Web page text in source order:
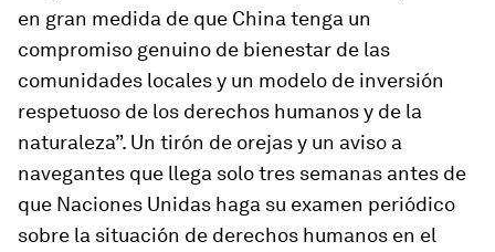
en gran medida de que China tenga un
compromiso genuino de bienestar de las
comunidades locales y un modelo de inversión
respetuoso de los derechos humanos y de la
naturaleza”. Un tirón de orejas y un aviso a
navegantes que llega solo tres semanas antes de
que Naciones Unidas haga su examen periódico
sobre la situación de derechos humanos en el